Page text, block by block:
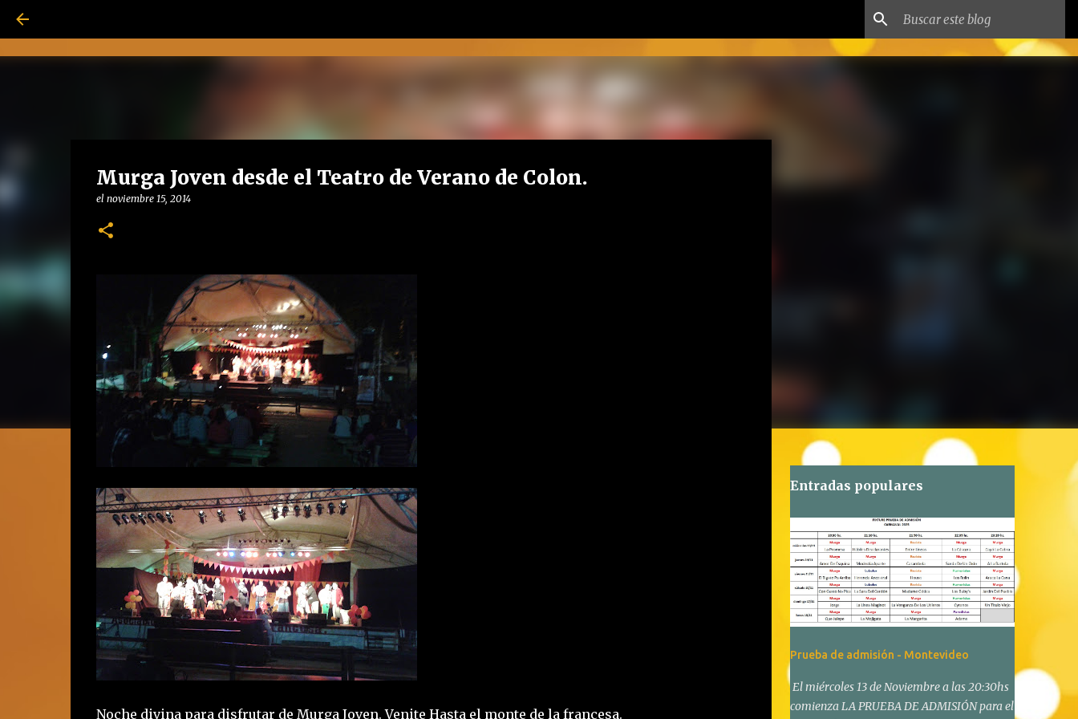
Murga Joven desde el Teatro de Verano de Colon.
el noviembre 15, 2014
Noche divina para disfrutar de Murga Joven. Venite Hasta el monte de la francesa.
Entradas populares
Prueba de admisión - Montevideo
El miércoles 13 de Noviembre a las 20:30hs
comienza LA PRUEBA DE ADMISIÓN para el